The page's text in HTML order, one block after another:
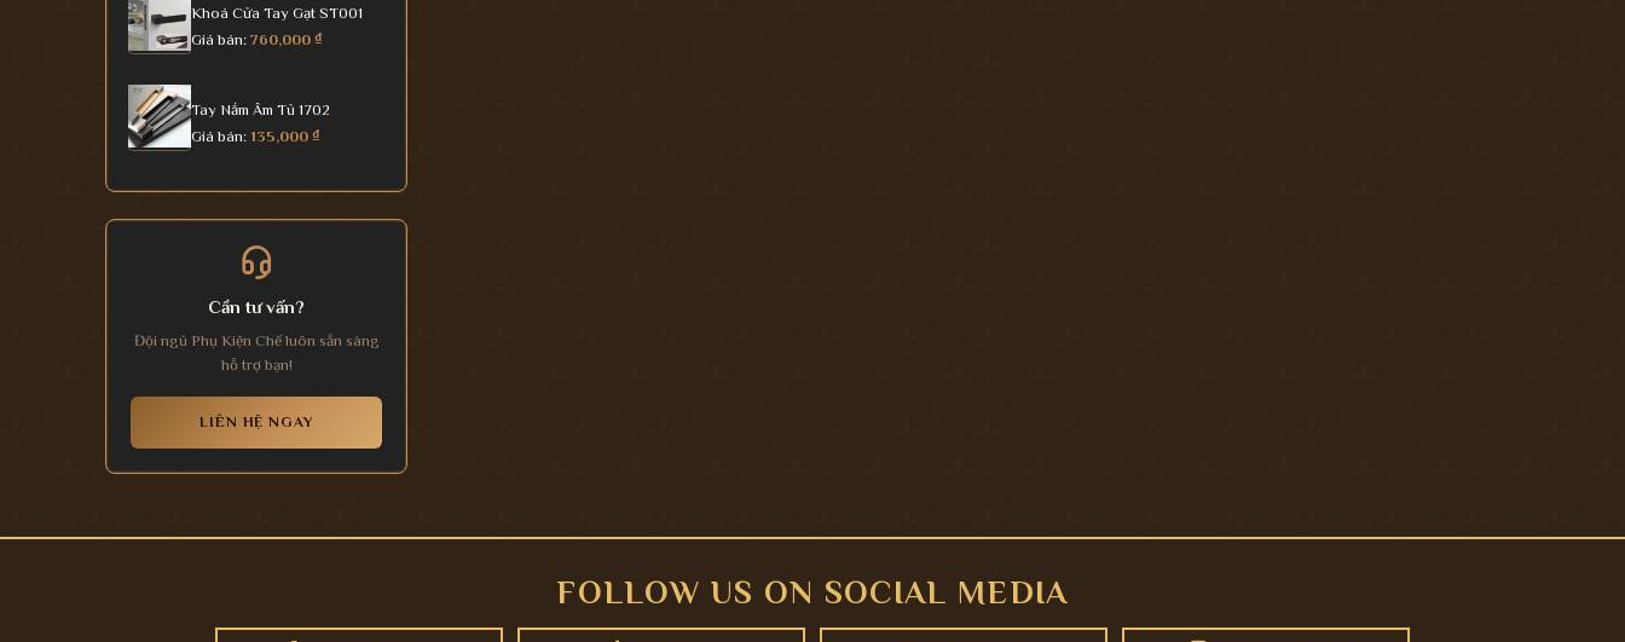
Khoá Cửa Tay Gạt ST001
Giá bán: 760,000 ₫
Tay Nắm Âm Tủ 1702
Giá bán: 135,000 ₫
Cần tư vấn?
Đội ngũ Phụ Kiện Chế luôn sẵn sàng
hỗ trợ bạn!
LIÊN HỆ NGAY
FOLLOW US ON SOCIAL MEDIA